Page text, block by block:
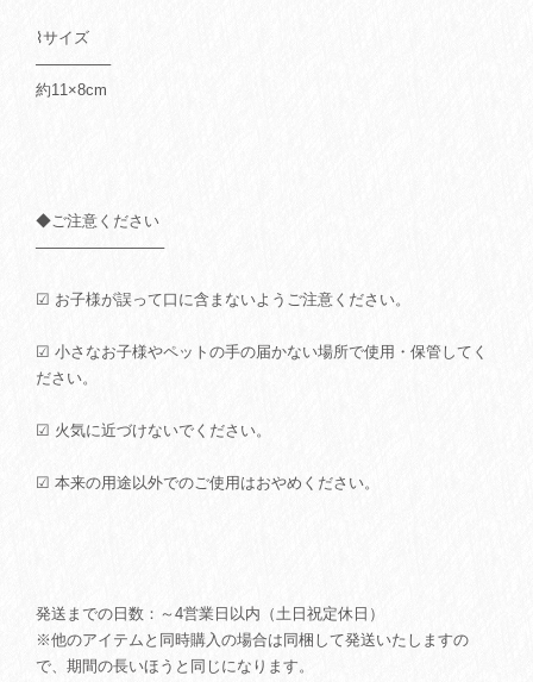
⌇サイズ
───────
約11×8cm
◆ご注意ください
────────────
☑ お子様が誤って口に含まないようご注意ください。
☑ 小さなお子様やペットの手の届かない場所で使用・保管してく
ださい。
☑ 火気に近づけないでください。
☑ 本来の用途以外でのご使用はおやめください。
発送までの日数：～4営業日以内（土日祝定休日）
※他のアイテムと同時購入の場合は同梱して発送いたしますの
で、期間の長いほうと同じになります。